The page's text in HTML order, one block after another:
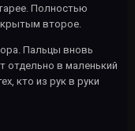
Полностью
второе.
Пальцы вновь
отдельно в маленький
кто из рук в руки